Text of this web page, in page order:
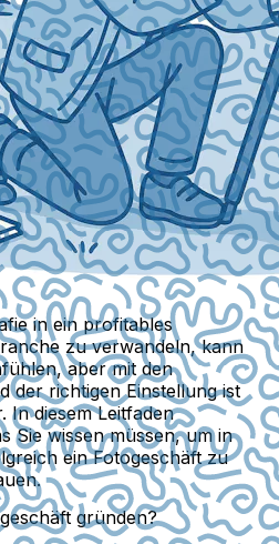
in ein profitables
zu verwandeln, kann
aber mit den
der richtigen Einstellung ist
In diesem Leitfaden
Sie wissen müssen, um in
ein Fotogeschäft zu
gründen?